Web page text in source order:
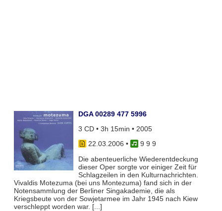
DGA 00289 477 5996
3 CD • 3h 15min • 2005
22.03.2006 •
9 9 9
Die abenteuerliche Wiederentdeckung
dieser Oper sorgte vor einiger Zeit für
Schlagzeilen in den Kulturnachrichten.
Vivaldis Motezuma (bei uns Montezuma) fand sich in der
Notensammlung der Berliner Singakademie, die als
Kriegsbeute von der Sowjetarmee im Jahr 1945 nach Kiew
verschleppt worden war. [...]